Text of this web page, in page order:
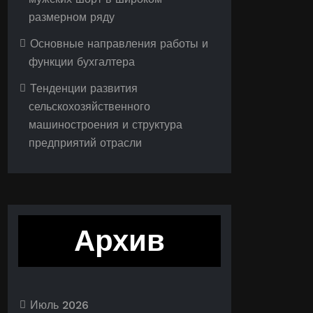
размерном ряду
Основные направления работы и
функции бухгалтера
Тенденции развития
сельскохозяйственного
машиностроения и структура
предприятий отрасли
Архив
Июль 2026